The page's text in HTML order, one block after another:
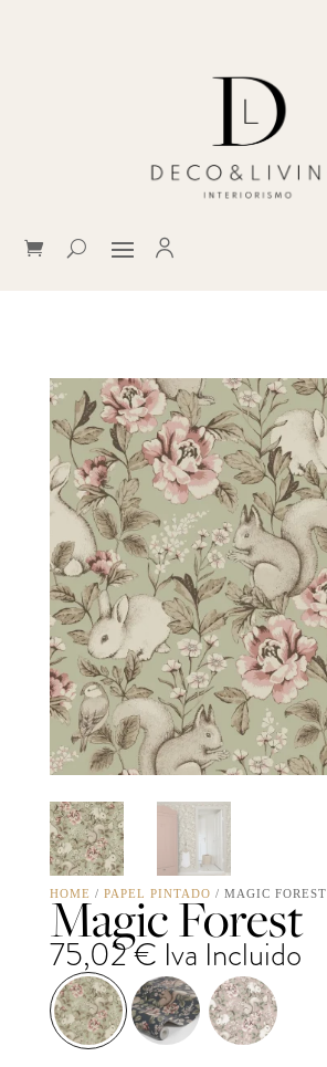
HOME / PAPEL PINTADO / MAGIC FOREST
Magic Forest
75,02€ Iva Incluido